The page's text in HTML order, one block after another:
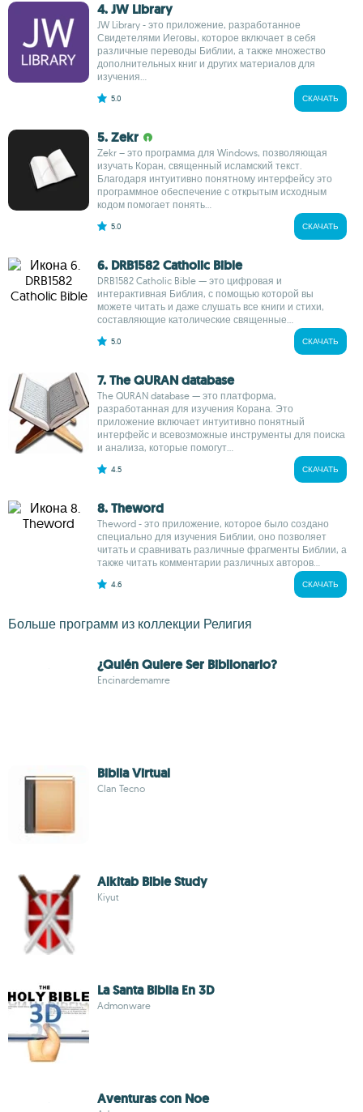
4. JW Library
JW Library - это приложение, разработанное
Свидетелями Иеговы, которое включает в себя
различные переводы Библии, а также множество
дополнительных книг и других материалов для
изучения...
5.0 СКАЧАТЬ
5. Zekr
Zekr – это программа для Windows, позволяющая
изучать Коран, священный исламский текст.
Благодаря интуитивно понятному интерфейсу это
программное обеспечение с открытым исходным
кодом помогает понять...
5.0 СКАЧАТЬ
6. DRB1582 Catholic Bible
DRB1582 Catholic Bible — это цифровая и
интерактивная Библия, с помощью которой вы
можете читать и даже слушать все книги и стихи,
составляющие католические священные...
5.0 СКАЧАТЬ
7. The QURAN database
The QURAN database — это платформа,
разработанная для изучения Корана. Это
приложение включает интуитивно понятный
интерфейс и всевозможные инструменты для поиска
и анализа, которые помогут...
4.5 СКАЧАТЬ
8. Theword
Theword - это приложение, которое было создано
специально для изучения Библии, оно позволяет
читать и сравнивать различные фрагменты Библии, а
также читать комментарии различных авторов...
4.6 СКАЧАТЬ
Больше программ из коллекции Религия
¿Quién Quiere Ser Biblionario?
Encinardemamre
Biblia Virtual
Clan Tecno
Alkitab Bible Study
Kiyut
La Santa Biblia En 3D
Admonware
Aventuras con Noe